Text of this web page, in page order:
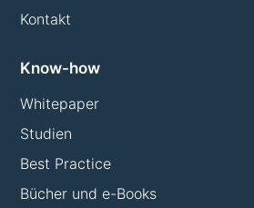
Kontakt
Know-how
Whitepaper
Studien
Best Practice
Bücher und e-Books